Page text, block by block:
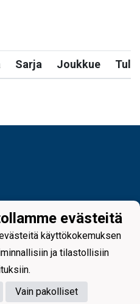
Sarja Joukkue
evästeitä
käyttökokemuksen
ja tilastollisiin
Vain pakolliset